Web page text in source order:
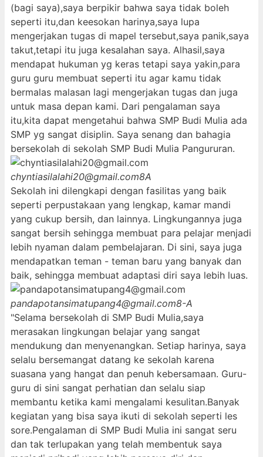
(bagi saya),saya berpikir bahwa saya tidak boleh
seperti itu,dan keesokan harinya,saya lupa
mengerjakan tugas di mapel tersebut,saya panik,saya
takut,tetapi itu juga kesalahan saya. Alhasil,saya
mendapat hukuman yg keras tetapi saya yakin,para
guru guru membuat seperti itu agar kamu tidak
bermalas malasan lagi mengerjakan tugas dan juga
untuk masa depan kami. Dari pengalaman saya
itu,kita dapat mengetahui bahwa SMP Budi Mulia ada
SMP yg sangat disiplin. Saya senang dan bahagia
bersekolah di sekolah SMP Budi Mulia Pangururan.
chyntiasilalahi20@gmail.com8A
Sekolah ini dilengkapi dengan fasilitas yang baik
seperti perpustakaan yang lengkap, kamar mandi
yang cukup bersih, dan lainnya. Lingkungannya juga
sangat bersih sehingga membuat para pelajar menjadi
lebih nyaman dalam pembelajaran. Di sini, saya juga
mendapatkan teman - teman baru yang banyak dan
baik, sehingga membuat adaptasi diri saya lebih luas.
pandapotansimatupang4@gmail.com8-A
"Selama bersekolah di SMP Budi Mulia,saya
merasakan lingkungan belajar yang sangat
mendukung dan menyenangkan. Setiap harinya, saya
selalu bersemangat datang ke sekolah karena
suasana yang hangat dan penuh kebersamaan. Guru-
guru di sini sangat perhatian dan selalu siap
membantu ketika kami mengalami kesulitan.Banyak
kegiatan yang bisa saya ikuti di sekolah seperti les
sore.Pengalaman di SMP Budi Mulia ini sangat seru
dan tak terlupakan yang telah membentuk saya